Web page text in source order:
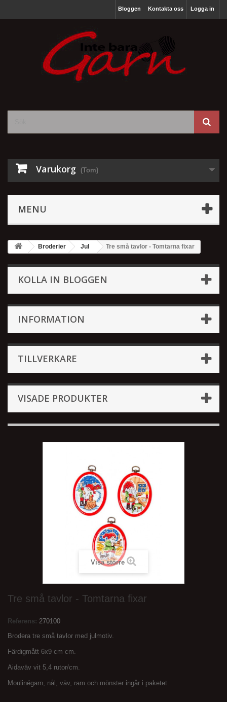
Logga in
Bloggen Kontakta oss
Varukorg (Tom)
MENU
Broderier Jul Tre små tavlor - Tomtarna fixar
KOLLA IN BLOGGEN
INFORMATION
TILLVERKARE
VISADE PRODUKTER
Visa större
Tre små tavlor - Tomtarna fixar
Referens: 270100
Brodera tre små tavlor med julmotiv.
Färdigmått 6x9 cm cm.
Aidaväv vit 5,4 rutor/cm.
Moulinégarn, nål, väv, ram och mönster ingår i paketet.